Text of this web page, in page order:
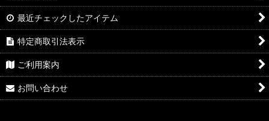
最近チェックしたアイテム
特定商取引法表示
ご利用案内
お問い合わせ